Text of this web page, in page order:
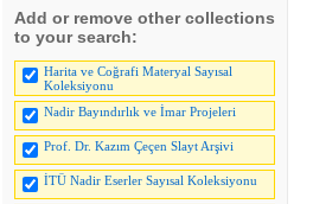
Add or remove other collections
to your search:
Harita ve Coğrafi Materyal Sayısal
Koleksiyonu
Nadir Bayındırlık ve İmar Projeleri
Prof. Dr. Kazım Çeçen Slayt Arşivi
İTÜ Nadir Eserler Sayısal Koleksiyonu